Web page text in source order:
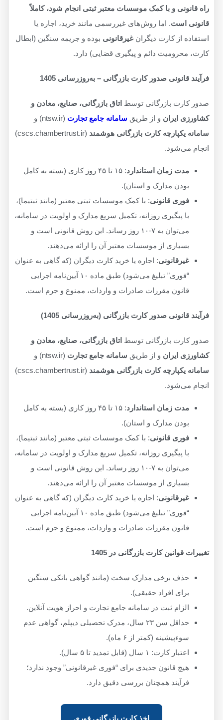
راه قانونی و با کمک موسسات معتبر ثبتی انجام شود، کاملاً
قانونی است. اما روش‌های غیررسمی مانند خرید، اجاره یا
استفاده از کارت دیگران غیرقانونی بوده و جریمه سنگین (ابطال
کارت، محرومیت دائم و پیگیری قضایی) دارد.
فرآیند قانونی صدور کارت بازرگانی – به‌روزرسانی 1405
صدور کارت بازرگانی توسط اتاق بازرگانی، صنایع، معادن و
کشاورزی ایران و از طریق سامانه جامع تجارت (ntsw.ir) و
سامانه یکپارچه کارت بازرگانی هوشمند
(cscs.chambertrust.ir)
انجام می‌شود.
مدت زمان استاندارد
: ۱۵ تا ۴۵ روز کاری (بسته به کامل
بودن مدارک و استان).
فوری قانونی: با کمک موسسات ثبتی معتبر (مانند ثبتیما)،
با پیگیری روزانه، تکمیل سریع مدارک و اولویت در سامانه،
می‌توان به ۷-۱۰ روز رساند. این روش قانونی است و
بسیاری از موسسات معتبر آن را ارائه می‌دهند.
غیرقانونی: اجاره یا خرید کارت دیگران (که گاهی به عنوان
“فوری” تبلیغ می‌شود) طبق ماده ۱۰ آیین‌نامه اجرایی
قانون مقررات صادرات و واردات، ممنوع و جرم است.
فرآیند قانونی صدور کارت بازرگانی (به‌روزرسانی 1405)
صدور کارت بازرگانی توسط اتاق بازرگانی، صنایع، معادن و
کشاورزی ایران و از طریق سامانه جامع تجارت (ntsw.ir) و
سامانه یکپارچه کارت بازرگانی هوشمند
(cscs.chambertrust.ir)
انجام می‌شود.
مدت زمان استاندارد
: ۱۵ تا ۴۵ روز کاری (بسته به کامل
بودن مدارک و استان).
فوری قانونی: با کمک موسسات ثبتی معتبر (مانند ثبتیما)،
با پیگیری روزانه، تکمیل سریع مدارک و اولویت در سامانه،
می‌توان به ۷-۱۰ روز رساند. این روش قانونی است و
بسیاری از موسسات معتبر آن را ارائه می‌دهند.
غیرقانونی: اجاره یا خرید کارت دیگران (که گاهی به عنوان
“فوری” تبلیغ می‌شود) طبق ماده ۱۰ آیین‌نامه اجرایی
قانون مقررات صادرات و واردات، ممنوع و جرم است.
تغییرات قوانین کارت بازرگانی در 1405
حذف برخی مدارک سخت (مانند گواهی بانکی سنگین
برای افراد حقیقی).
الزام ثبت در سامانه جامع تجارت و احراز هویت آنلاین.
حداقل سن ۲۳ سال، مدرک تحصیلی دیپلم، گواهی عدم
سوءپیشینه (کمتر از ۶ ماه).
اعتبار کارت: ۱ سال (قابل تمدید تا ۵ سال).
هیچ قانون جدیدی برای “فوری غیرقانونی” وجود ندارد؛
فرآیند همچنان بررسی دقیق دارد.
اخذ کارت بازرگانی فوری